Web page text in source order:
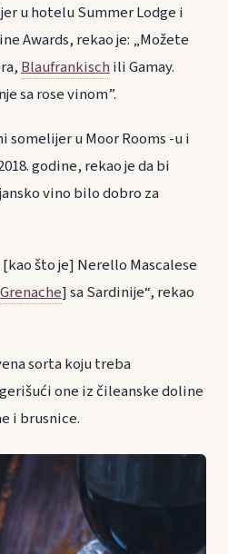
u hotelu Summer Lodge i
Awards, rekao je: „Možete
Blaufrankischili Gamay.
sa rose vinom”.
somelijer u Moor Rooms -u i
godine, rekao je da bi
vino bilo dobro za
što je] Nerello Mascalese
Grenache] sa Sardinije“, rekao
sorta koju treba
one iz čileanske doline
i brusnice.